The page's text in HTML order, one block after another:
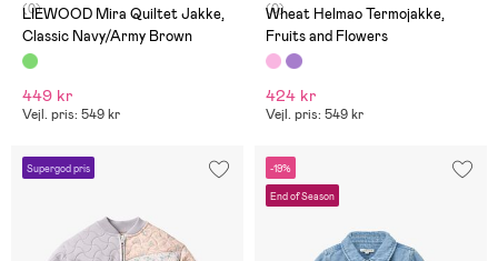
(0)
LIEWOOD Mira Quiltet Jakke,
Classic Navy/Army Brown
449 kr
Vejl. pris: 549 kr
(0)
Wheat Helmao Termojakke,
Fruits and Flowers
424 kr
Vejl. pris: 549 kr
Supergod pris -19%
End of Season